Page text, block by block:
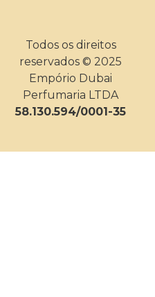
Todos os direitos
reservados © 2025
Empório Dubai
Perfumaria LTDA
58.130.594/0001-35